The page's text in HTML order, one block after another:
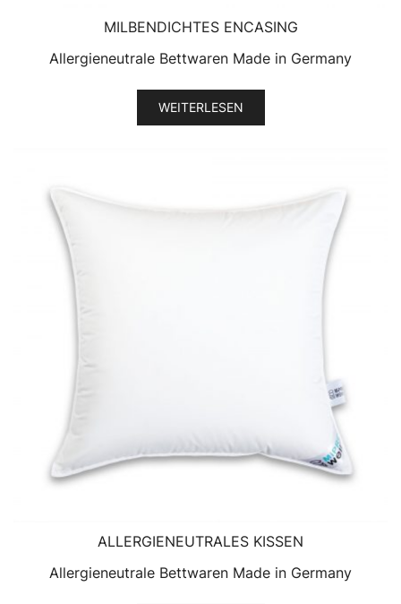
MILBENDICHTES ENCASING
Allergieneutrale Bettwaren Made in Germany
WEITERLESEN
ALLERGIENEUTRALES KISSEN
Allergieneutrale Bettwaren Made in Germany